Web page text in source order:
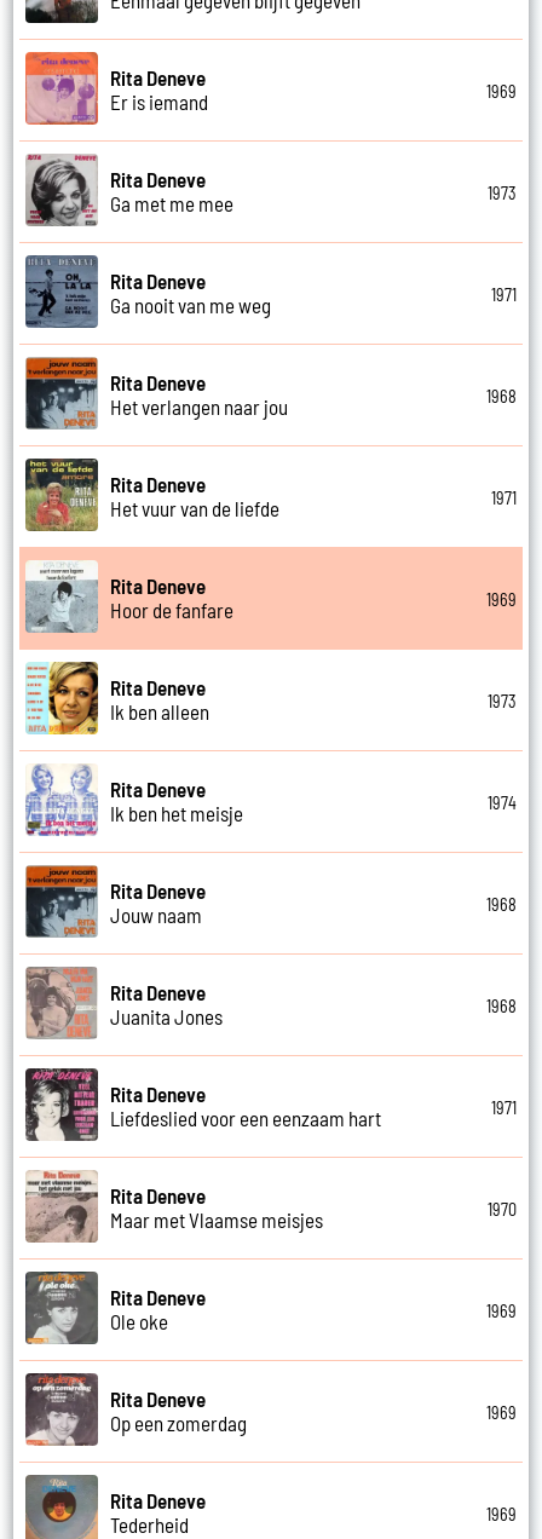
Rita Deneve
Er is iemand
1969
Rita Deneve
Ga met me mee
1973
Rita Deneve
Ga nooit van me weg
1971
Rita Deneve
Het verlangen naar jou
1968
Rita Deneve
Het vuur van de liefde
1971
Rita Deneve
Hoor de fanfare
1969
Rita Deneve
Ik ben alleen
1973
Rita Deneve
Ik ben het meisje
1974
Rita Deneve
Jouw naam
1968
Rita Deneve
Juanita Jones
1968
Rita Deneve
Liefdeslied voor een eenzaam hart
1971
Rita Deneve
Maar met Vlaamse meisjes
1970
Rita Deneve
Ole oke
1969
Rita Deneve
Op een zomerdag
1969
Rita Deneve
Tederheid
1969